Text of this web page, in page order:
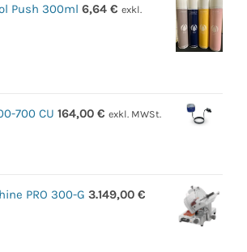
Push 300ml 6,64 € exkl.
700 CU 164,00 € exkl. MWSt.
PRO 300-G 3.149,00 €